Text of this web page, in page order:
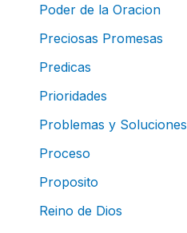
Poder de la Oracion
Preciosas Promesas
Predicas
Prioridades
Problemas y Soluciones
Proceso
Proposito
Reino de Dios